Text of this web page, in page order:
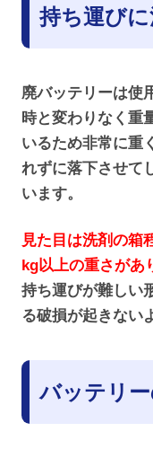
持ち運び
廃バッテリーは使
時と変わりなく重
いるため非常に重
れずに落下させて
います。
見た目は洗剤の箱
kg以上の重さがあ
持ち運びが難しい
る破損が起きない
バッテリ